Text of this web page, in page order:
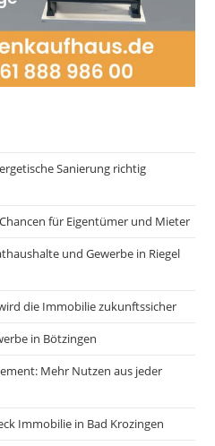
Sanierung richtig
für Eigentümer und Mieter
und Gewerbe in Riegel
die Immobilie zukunftssicher
in Bötzingen
Mehr Nutzen aus jeder
Immobilie in Bad Krozingen